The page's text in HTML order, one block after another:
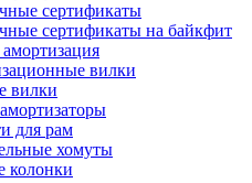
сертификаты
сертификаты на байкфит
вилки
вилки
для рам
хомуты
колонки